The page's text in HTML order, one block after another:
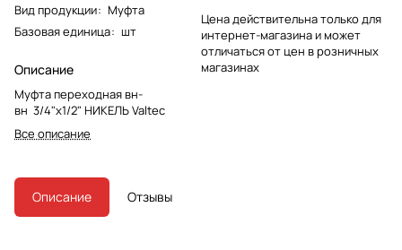
Вид продукции: Муфта
Базовая единица: шт
Описание
Муфта переходная вн-
вн 3/4"х1/2" НИКЕЛЬ Valtec
Все описание
Цена действительна только для
интернет-магазина и может
отличаться от цен в розничных
магазинах
Описание Отзывы